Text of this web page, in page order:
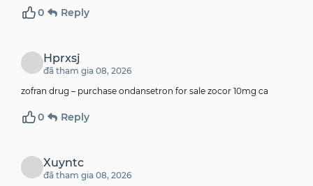
0 Reply
Hprxsj
đã tham gia 08, 2026
zofran drug – purchase ondansetron for sale zocor 10mg ca
0 Reply
Xuyntc
đã tham gia 08, 2026